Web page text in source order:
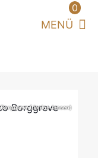
0
(Janine Jansen)